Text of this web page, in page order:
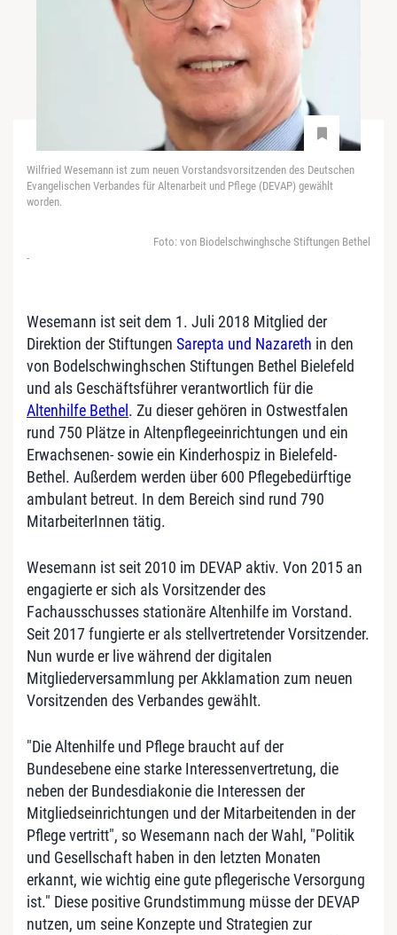
Wilfried Wesemann ist zum neuen Vorstandsvorsitzenden des Deutschen
Evangelischen Verbandes für Altenarbeit und Pflege (DEVAP) gewählt
worden.
Foto: von Biodelschwinghsche Stiftungen Bethel
-
Wesemann ist seit dem 1. Juli 2018 Mitglied der
Direktion der Stiftungen Sarepta und Nazareth in den
von Bodelschwinghschen Stiftungen Bethel Bielefeld
und als Geschäftsführer verantwortlich für die
Altenhilfe Bethel . Zu dieser gehören in Ostwestfalen
rund 750 Plätze in Altenpflegeeinrichtungen und ein
Erwachsenen- sowie ein Kinderhospiz in Bielefeld-
Bethel. Außerdem werden über 600 Pflegebedürftige
ambulant betreut. In dem Bereich sind rund 790
MitarbeiterInnen tätig.
Wesemann ist seit 2010 im DEVAP aktiv. Von 2015 an
engagierte er sich als Vorsitzender des
Fachausschusses stationäre Altenhilfe im Vorstand.
Seit 2017 fungierte er als stellvertretender Vorsitzender.
Nun wurde er live während der digitalen
Mitgliederversammlung per Akklamation zum neuen
Vorsitzenden des Verbandes gewählt.
"Die Altenhilfe und Pflege braucht auf der
Bundesebene eine starke Interessenvertretung, die
neben der Bundesdiakonie die Interessen der
Mitgliedseinrichtungen und der Mitarbeitenden in der
Pflege vertritt", so Wesemann nach der Wahl, "Politik
und Gesellschaft haben in den letzten Monaten
erkannt, wie wichtig eine gute pflegerische Versorgung
ist." Diese positive Grundstimmung müsse der DEVAP
nutzen, um seine Konzepte und Strategien zur